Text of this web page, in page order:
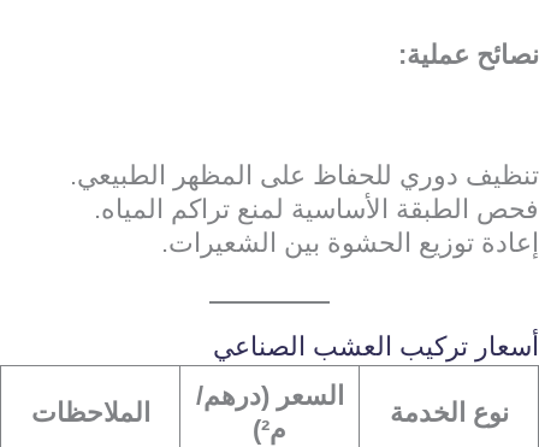
نصائح عملية:
تنظيف دوري للحفاظ على المظهر الطبيعي.
فحص الطبقة الأساسية لمنع تراكم المياه.
إعادة توزيع الحشوة بين الشعيرات.
أسعار تركيب العشب الصناعي
نوع الخدمة
السعر (درهم/
م²)
الملاحظات